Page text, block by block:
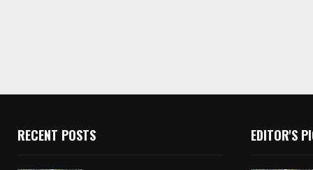
RECENT POSTS EDITOR'S